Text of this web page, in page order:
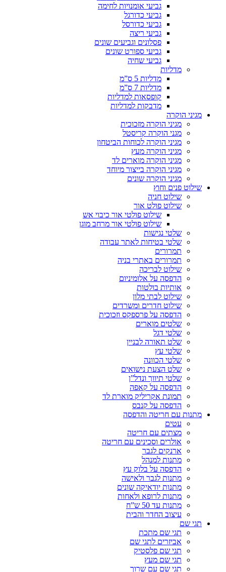
גביעי אומנויות לחימה
גביעי כדורגל
גביעי כדורסל
גביעי ריצה
פסלונים וגביעים שונים
גביעי ספורט שונים
גביעי שחיה
מדליות
מדליות 5 ס”מ
מדליות 7 ס”מ
קופסאות למדליות
מדבקות למדליות
מגיני הוקרה
מגיני הוקרה מזכוכית
מגני הוקרה קריסטל
מגיני הוקרה לכוחות הביטחון
מגיני הוקרה מעץ
מגיני הוקרה מוארים לד
מגיני הוקרה בייצור מיוחד
מגיני הוקרה שונים
שילוט פנים וחוץ
שילוט חניה
שילוט פולט אור
שילוט פולטי אור כיבוי אש
שילוט פולטי אור מרחב מוגן
שלטי נגישות
שלטי בטיחות לאתר עבודה
תמרורים
תמרורים באתרי בניה
שילוט לבריכה
הדפסה על אלומיניום
אותיות בולטות
שילוט לבתי מלון
שילוט חדרים ומשרדים
הדפסה על פרספקס וזכוכית
שלטים מוארים
שלטי דגל
שלט תאורה לבניין
שלטי עץ
שלטי הכוונה
שלט הצעת נישואים
שלטי תיווך ונדל”ן
הדפסה על קאפה
תמונת אקריליק מוארת לד
הדפסה על קנבס
מתנות עם חריטה והדפסה
עטים
מצתים עם חריטה
אולרים וסכינים עם חריטה
ארנקים לגבר
מתנות למנהל
הדפסה על בלוק עץ
מתנות לגבר ולאישה
מתנות יודאיקה שונים
מתנות לרופא ולאחות
מתנות עד 50 ש”ח
עיצוב החדר והבית
תגי שם
תגי שם מתכת
אביזרים לתגי שם
תגי שם פלסטיק
תגי שם מעץ
תגי שם עם שרוך